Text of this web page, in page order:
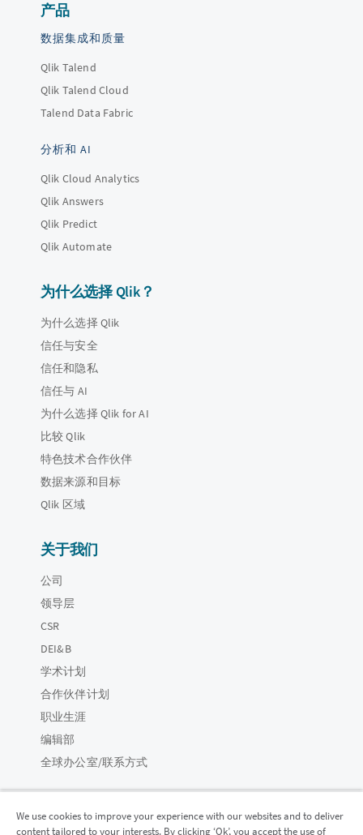
产品
数据集成和质量
Qlik Talend
Qlik Talend Cloud
Talend Data Fabric
分析和 AI
Qlik Cloud Analytics
Qlik Answers
Qlik Predict
Qlik Automate
为什么选择 Qlik？
为什么选择 Qlik
信任与安全
信任和隐私
信任与 AI
为什么选择 Qlik for AI
比较 Qlik
特色技术合作伙伴
数据来源和目标
Qlik 区域
关于我们
公司
领导层
CSR
DEI&B
学术计划
合作伙伴计划
职业生涯
编辑部
全球办公室/联系方式
We use cookies to improve your experience with our websites and to deliver
content tailored to your interests. By clicking ‘Ok’, you accept the use of